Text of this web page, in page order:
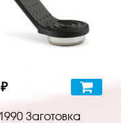
Заготовка